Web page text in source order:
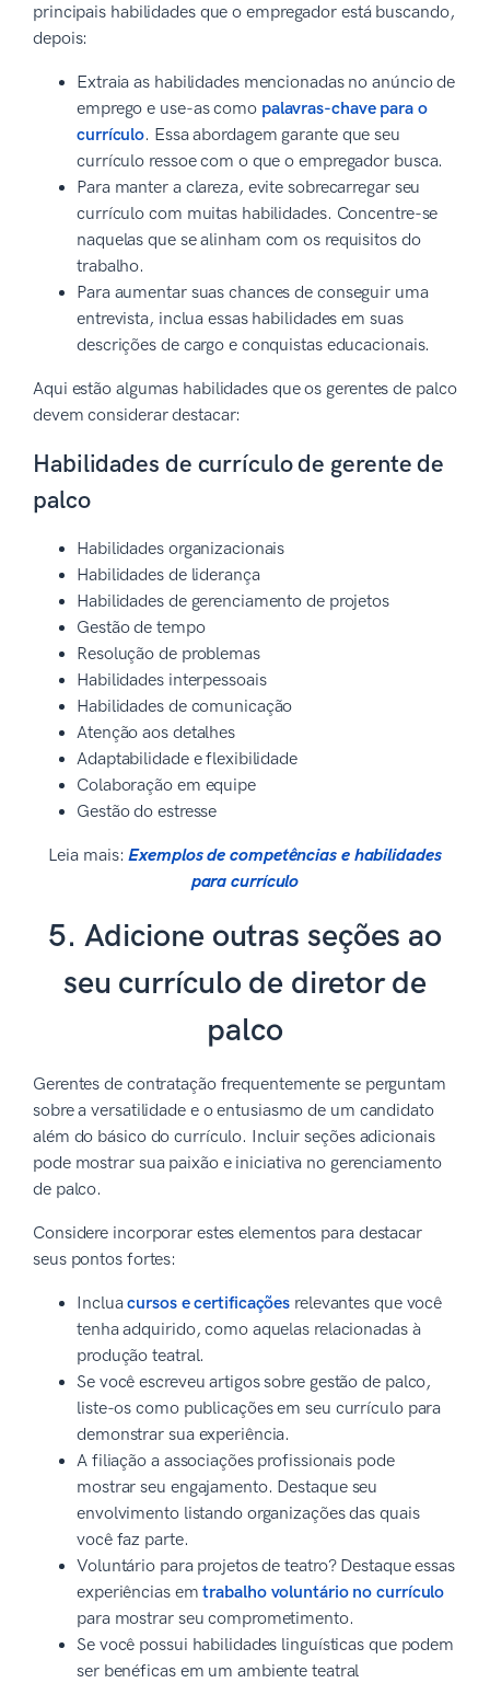
principais habilidades que o empregador está buscando,
depois:
Extraia as habilidades mencionadas no anúncio de
emprego e use-as como palavras-chave para o
currículo. Essa abordagem garante que seu
currículo ressoe com o que o empregador busca.
Para manter a clareza, evite sobrecarregar seu
currículo com muitas habilidades. Concentre-se
naquelas que se alinham com os requisitos do
trabalho.
Para aumentar suas chances de conseguir uma
entrevista, inclua essas habilidades em suas
descrições de cargo e conquistas educacionais.
Aqui estão algumas habilidades que os gerentes de palco
devem considerar destacar:
Habilidades de currículo de gerente de
palco
Habilidades organizacionais
Habilidades de liderança
Habilidades de gerenciamento de projetos
Gestão de tempo
Resolução de problemas
Habilidades interpessoais
Habilidades de comunicação
Atenção aos detalhes
Adaptabilidade e flexibilidade
Colaboração em equipe
Gestão do estresse
Leia mais:Exemplos de competências e habilidades
para currículo
5. Adicione outras seções ao
seu currículo de diretor de
palco
Gerentes de contratação frequentemente se perguntam
sobre a versatilidade e o entusiasmo de um candidato
além do básico do currículo. Incluir seções adicionais
pode mostrar sua paixão e iniciativa no gerenciamento
de palco.
Considere incorporar estes elementos para destacar
seus pontos fortes:
Incluacursos e certificações relevantes que você
tenha adquirido, como aquelas relacionadas à
produção teatral.
Se você escreveu artigos sobre gestão de palco,
liste-os como publicações em seu currículo para
demonstrar sua experiência.
A filiação a associações profissionais pode
mostrar seu engajamento. Destaque seu
envolvimento listando organizações das quais
você faz parte.
Voluntário para projetos de teatro? Destaque essas
experiências emtrabalho voluntário no currículo
para mostrar seu comprometimento.
Se você possui habilidades linguísticas que podem
ser benéficas em um ambiente teatral